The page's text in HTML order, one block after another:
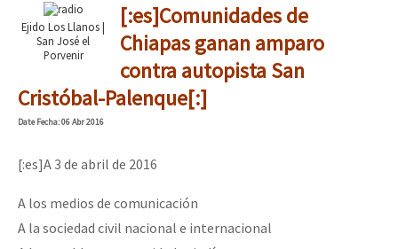
Ejido Los Llanos |
San José el
Porvenir
[:es]Comunidades de
Chiapas ganan amparo
contra autopista San
Cristóbal-Palenque[:]
DateFecha: 06 Abr 2016
[:es]A 3 de abril de 2016
A los medios de comunicación
A la sociedad civil nacional e internacional